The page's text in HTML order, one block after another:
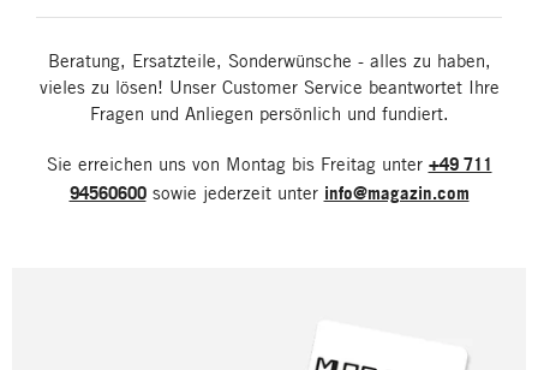
Beratung, Ersatzteile, Sonderwünsche - alles zu haben,
vieles zu lösen! Unser Customer Service beantwortet Ihre
Fragen und Anliegen persönlich und fundiert.
Sie erreichen uns von Montag bis Freitag unter +49 711
94560600sowie jederzeit unter info@magazin.com